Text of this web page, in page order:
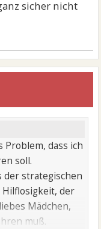
sicher nicht
Problem, dass ich
soll.
der strategischen
der
Mädchen,
muß.